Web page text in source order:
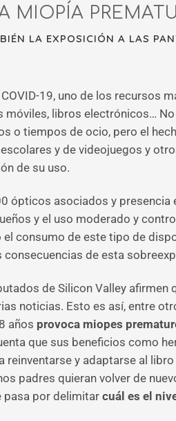
MIOPÍA
LA EXPOSICIÓN A LAS
19, uno de los recursos
móviles, libros electrónicos…
o tiempos de ocio, pero el
y de videojuegos y
de su uso.
ópticos asociados y presencia
y el uso moderado y
consumo de este tipo de
de esta
de Silicon Valley afirmen
noticias. Esto es así, entre
años provoca miopes
que sus beneficios como
y adaptarse al
padres quieran volver de
pasa por delimitar cuál es el